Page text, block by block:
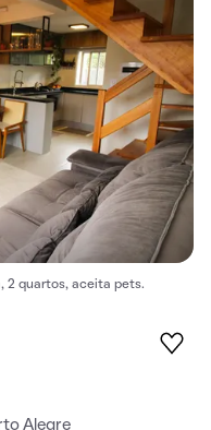
2 quartos, aceita pets.
Alegre